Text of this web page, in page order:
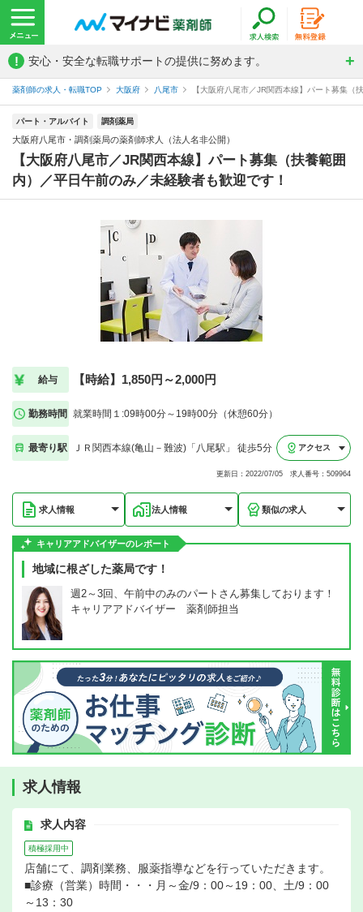
! 安心・安全な転職サポートの提供に努めます。
薬剤師の求人・転職TOP 大阪府 八尾市 【大阪府八尾市／JR関西本線】パート募集
パート・アルバイト 調剤薬局
大阪府八尾市・調剤薬局の薬剤師求人（法人名非公開）
【大阪府八尾市／JR関西本線】パート募集（扶養範囲
内）／平日午前のみ／未経験者も歓迎です！
給与 【時給】1,850円～2,000円
勤務時間 就業時間１:09時00分～19時00分（休憩60分）
最寄り駅 ＪＲ関西本線(亀山－難波)「八尾駅」 徒歩5分 アクセス
更新日：2022/07/05 求人番号：509964
求人情報 法人情報 類似の求人
キャリアアドバイザーのレポート
地域に根ざした薬局です！
週2～3回、午前中のみのパートさん募集しております！
キャリアアドバイザー 薬剤師担当
求人情報
求人内容
積極採用中
店舗にて、調剤業務、服薬指導などを行っていただきます。
■診療（営業）時間・・・月～金/9：00～19：00、土/9：00
～13：30